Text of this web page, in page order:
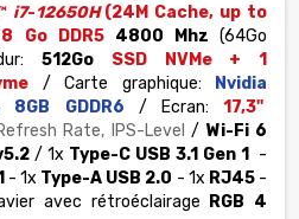
i7-12650H(24M Cache, up to
8 Go DDR54800 Mhz(64Go
512Go SSD NVMe + 1
/ Carte graphique:
Nvidia
GDDR6 / Ecran:17,3"
Rate, IPS-Level/ Wi-Fi 6
/ 1x Type-C USB 3.1 Gen 1
-
- 1x Type-A USB 2.0 - 1x RJ45-
avec rétroéclairage
RGB 4